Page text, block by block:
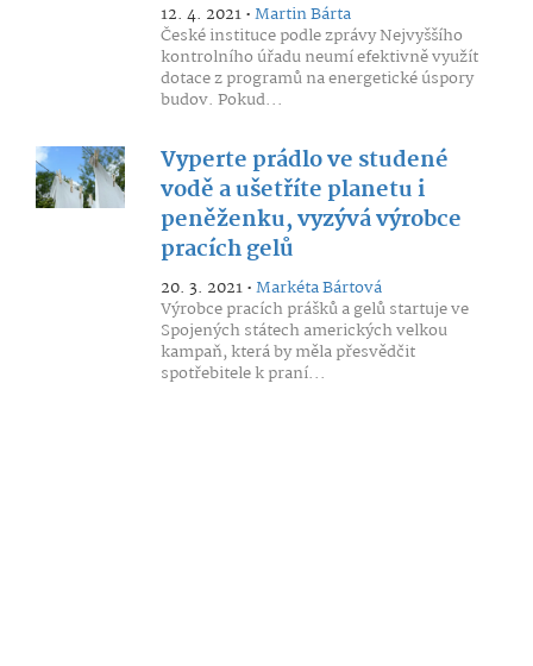
12. 4. 2021 •Martin Bárta
České instituce podle zprávy Nejvyššího
kontrolního úřadu neumí efektivně využít
dotace z programů na energetické úspory
budov. Pokud...
Vyperte prádlo ve studené
vodě a ušetříte planetu i
peněženku, vyzývá výrobce
pracích gelů
20. 3. 2021 •Markéta Bártová
Výrobce pracích prášků a gelů startuje ve
Spojených státech amerických velkou
kampaň, která by měla přesvědčit
spotřebitele k praní...